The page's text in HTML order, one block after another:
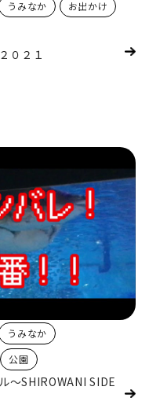
うみなか
お出かけ
０２１
うみなか
公園
～SHIROWANI SIDE